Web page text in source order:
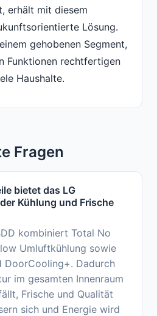
erhält mit diesem
Lösung.
gehobenen Segment,
Funktionen rechtfertigen
Haushalte.
Fragen
bietet das LG
Kühlung und Frische
kombiniert Total No
Umluftkühlung sowie
DoorCooling+. Dadurch
im gesamten Innenraum
Frische und Qualität
sich und Energie wird